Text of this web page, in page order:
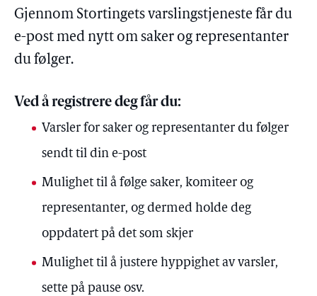
Gjennom Stortingets varslingstjeneste får du
e-post med nytt om saker og representanter
du følger.
Ved å registrere deg får du:
Varsler for saker og representanter du følger
sendt til din e-post
Mulighet til å følge saker, komiteer og
representanter, og dermed holde deg
oppdatert på det som skjer
Mulighet til å justere hyppighet av varsler,
sette på pause osv.